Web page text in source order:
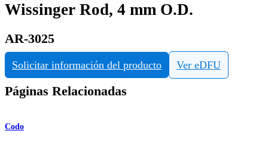
Wissinger Rod, 4 mm O.D.
AR-3025
Solicitar información del producto Ver eDFU
Páginas Relacionadas
Codo